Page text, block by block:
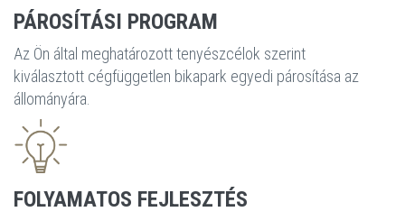
PÁROSÍTÁSI PROGRAM
Az Ön által meghatározott tenyészcélok szerint
kiválasztott cégfüggetlen bikapark egyedi párosítása az
állományára.
FOLYAMATOS FEJLESZTÉS